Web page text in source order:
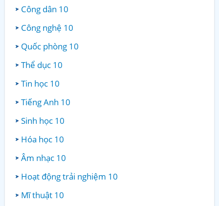
Công dân 10
Công nghệ 10
Quốc phòng 10
Thể dục 10
Tin học 10
Tiếng Anh 10
Sinh học 10
Hóa học 10
Âm nhạc 10
Hoạt động trải nghiệm 10
Mĩ thuật 10